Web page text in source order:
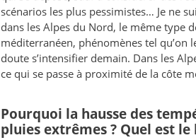
scénarios les plus pessimistes… Je ne
dans les Alpes du Nord, le même type
méditerranéen, phénomènes tel qu’on
doute s’intensifier demain. Dans les
ce qui se passe à proximité de la côte
Pourquoi la hausse des
pluies extrêmes ? Quel est